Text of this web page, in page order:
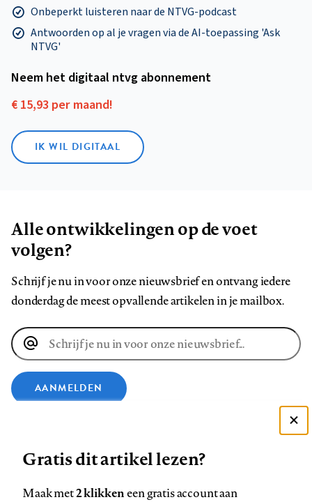
Onbeperkt luisteren naar de NTVG-podcast
Antwoorden op al je vragen via de AI-toepassing 'Ask
NTVG'
Neem het digitaal ntvg abonnement
€ 15,93 per maand!
IK WIL DIGITAAL
Alle ontwikkelingen op de voet
volgen?
Schrijf je nu in voor onze nieuwsbrief en ontvang iedere
donderdag de meest opvallende artikelen in je mailbox.
E-
mailadres
AANMELDEN
Zie onze cookie policy
Gratis dit artikel lezen?
Maak met2 klikkeneen gratis account aan